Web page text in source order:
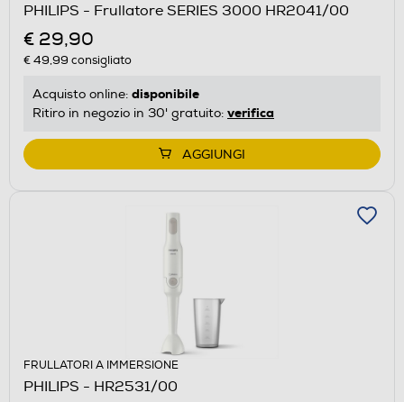
PHILIPS - Frullatore SERIES 3000 HR2041/00
€ 29,90
€ 49,99 consigliato
Acquisto online: disponibile
Ritiro in negozio in 30' gratuito: verifica
AGGIUNGI
FRULLATORI A IMMERSIONE
PHILIPS - HR2531/00